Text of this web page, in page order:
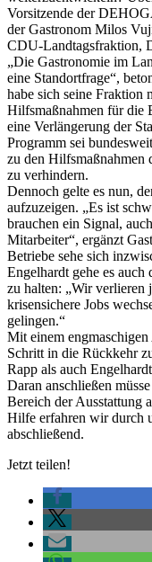
Vorsitzende der
der Gastronom Milos
CDU-Landtagsfraktion,
„Die Gastronomie im
eine Standortfrage“,
habe sich seine Fraktion
Hilfsmaßnahmen für die
eine Verlängerung der
Programm sei
zu den Hilfsmaßnahmen
zu verhindern.
Dennoch gelte es nun,
aufzuzeigen. „Es ist
brauchen ein Signal,
Mitarbeiter“, ergänzt
Betriebe sehe sich
Engelhardt gehe es
zu halten: „Wir verlieren
krisensichere Jobs
gelingen.“
Mit einem
Schritt in die Rückkehr
Rapp als auch
Daran anschließen
Bereich der Ausstattung
Hilfe erfahren wir durch
abschließend.
Jetzt teilen!